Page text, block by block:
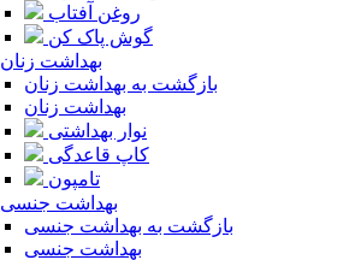
روغن آفتاب
گوش پاک کن
بهداشت زنان
بازگشت به بهداشت زنان
بهداشت زنان
نوار بهداشتی
کاپ قاعدگی
تامپون
بهداشت جنسی
بازگشت به بهداشت جنسی
بهداشت جنسی